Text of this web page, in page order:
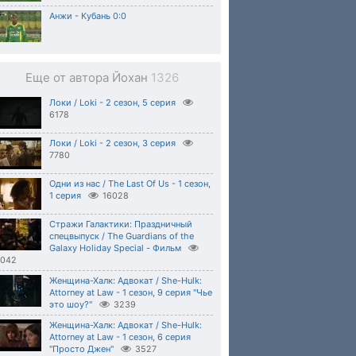
Анжи - Кубань 0:0
Еще от автора Йохан 1326
Локи / Loki - 2 сезон, 5 серия
6178
Локи / Loki - 2 сезон, 3 серия
7780
Одни из нас / The Last Of Us - 1 сезон,
1 серия
16028
Стражи Галактики: Праздничный
спецвыпуск / The Guardians of the
Galaxy Holiday Special - Фильм
Женщина-Халк: Адвокат / She-Hulk:
Attorney at Law - 1 сезон, 9 серия "Чье
это шоу?"
3239
Женщина-Халк: Адвокат / She-Hulk:
Attorney at Law - 1 сезон, 6 серия
"Просто Джен"
3527